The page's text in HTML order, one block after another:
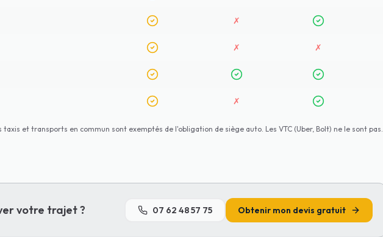
✗
✗ ✗
✗
taxis et transports en commun sont exemptés de l'obligation de siège auto. Les VTC (Uber, Bolt) ne le sont pas.
votre trajet ? 07 62 48 57 75 Obtenir mon devis gratuit